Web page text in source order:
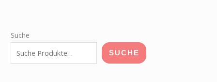
Suche
SUCHE